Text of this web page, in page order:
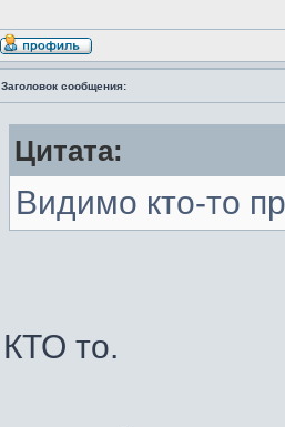
Заголовок сообщения:
Цитата:
Видимо кто-то
КТО то.